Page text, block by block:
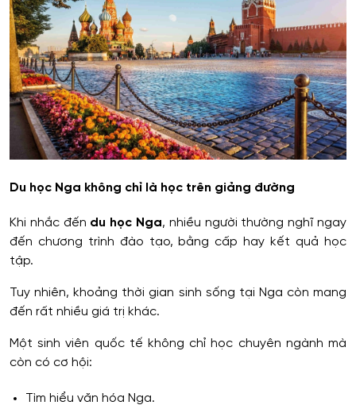
Du học Nga không chỉ là học trên giảng đường
Khi nhắc đến du học Nga, nhiều người thường nghĩ ngay
đến chương trình đào tạo, bằng cấp hay kết quả học
tập.
Tuy nhiên, khoảng thời gian sinh sống tại Nga còn mang
đến rất nhiều giá trị khác.
Một sinh viên quốc tế không chỉ học chuyên ngành mà
còn có cơ hội:
Tìm hiểu văn hóa Nga.